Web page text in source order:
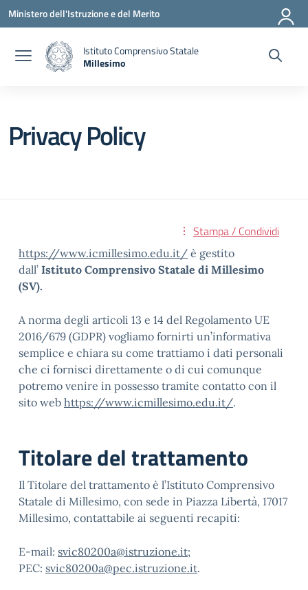
Vai ai contenuti
Vai al menu di navigazione
Vai al footer
Ministero dell'Istruzione e del Merito
Istituto Comprensivo Statale
Millesimo
Privacy Policy
Stampa / Condividi
https://www.icmillesimo.edu.it/ è gestito
dall’ Istituto Comprensivo Statale di Millesimo
(SV).
A norma degli articoli 13 e 14 del Regolamento UE
2016/679 (GDPR) vogliamo fornirti un’informativa
semplice e chiara su come trattiamo i dati personali
che ci fornisci direttamente o di cui comunque
potremo venire in possesso tramite contatto con il
sito web https://www.icmillesimo.edu.it/.
Titolare del trattamento
Il Titolare del trattamento è l’Istituto Comprensivo
Statale di Millesimo, con sede in Piazza Libertà, 17017
Millesimo, contattabile ai seguenti recapiti:
E-mail: svic80200a@istruzione.it;
PEC: svic80200a@pec.istruzione.it.